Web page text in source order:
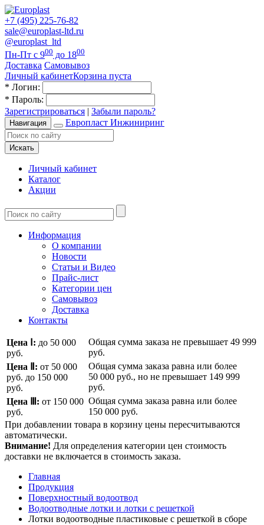
+7 (495) 225-76-82
sale@europlast-ltd.ru
@europlast_ltd
Пн-Пт с 900 до 1800
Доставка Самовывоз
Личный кабинетКорзина пуста
* Логин:
* Пароль:
Зарегистрироваться | Забыли пароль?
Навигация Европласт Инжиниринг
Искать
Личный кабинет
Каталог
Акции
Информация
О компании
Новости
Статьи и Видео
Прайс-лист
Категории цен
Самовывоз
Доставка
Контакты
Цена Ⅰ: до 50 000
руб.
Общая сумма заказа не превышает 49 999
руб.
Цена Ⅱ: от 50 000
руб. до 150 000
руб.
Общая сумма заказа равна или более
50 000 руб., но не превышает 149 999
руб.
Цена Ⅲ: от 150 000
руб.
Общая сумма заказа равна или более
150 000 руб.
При добавлении товара в корзину цены пересчитываются
автоматически.
Внимание! Для определения категории цен стоимость
доставки не включается в стоимость заказа.
Главная
Продукция
Поверхностный водоотвод
Водоотводные лотки и лотки с решеткой
Лотки водоотводные пластиковые с решеткой в сборе